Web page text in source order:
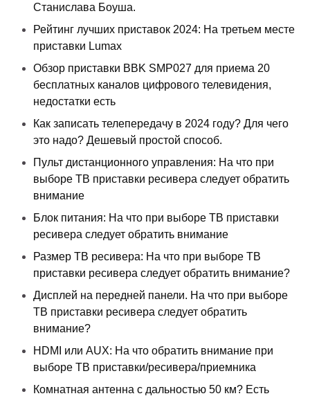
Станислава Боуша.
Рейтинг лучших приставок 2024: На третьем месте
приставки Lumax
Обзор приставки BBK SMP027 для приема 20
бесплатных каналов цифрового телевидения,
недостатки есть
Как записать телепередачу в 2024 году? Для чего
это надо? Дешевый простой способ.
Пульт дистанционного управления: На что при
выборе ТВ приставки ресивера следует обратить
внимание
Блок питания: На что при выборе ТВ приставки
ресивера следует обратить внимание
Размер ТВ ресивера: На что при выборе ТВ
приставки ресивера следует обратить внимание?
Дисплей на передней панели. На что при выборе
ТВ приставки ресивера следует обратить
внимание?
HDMI или AUX: На что обратить внимание при
выборе ТВ приставки/ресивера/приемника
Комнатная антенна с дальностью 50 км? Есть